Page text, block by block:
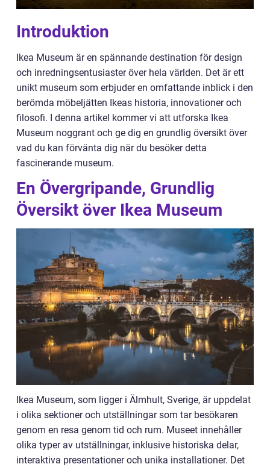
Introduktion
Ikea Museum är en spännande destination för design
och inredningsentusiaster över hela världen. Det är ett
unikt museum som erbjuder en omfattande inblick i den
berömda möbeljätten Ikeas historia, innovationer och
filosofi. I denna artikel kommer vi att utforska Ikea
Museum noggrant och ge dig en grundlig översikt över
vad du kan förvänta dig när du besöker detta
fascinerande museum.
En Övergripande, Grundlig
Översikt över Ikea Museum
Ikea Museum, som ligger i Älmhult, Sverige, är uppdelat
i olika sektioner och utställningar som tar besökaren
genom en resa genom tid och rum. Museet innehåller
olika typer av utställningar, inklusive historiska delar,
interaktiva presentationer och unika installationer. Det